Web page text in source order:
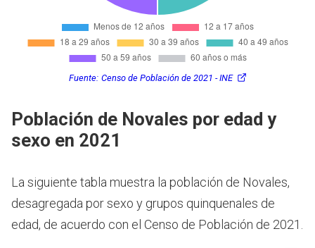
Fuente: Censo de Población de 2021 - INE
Población de Novales por edad y
sexo en 2021
La siguiente tabla muestra la población de Novales,
desagregada por sexo y grupos quinquenales de
edad, de acuerdo con el Censo de Población de 2021.